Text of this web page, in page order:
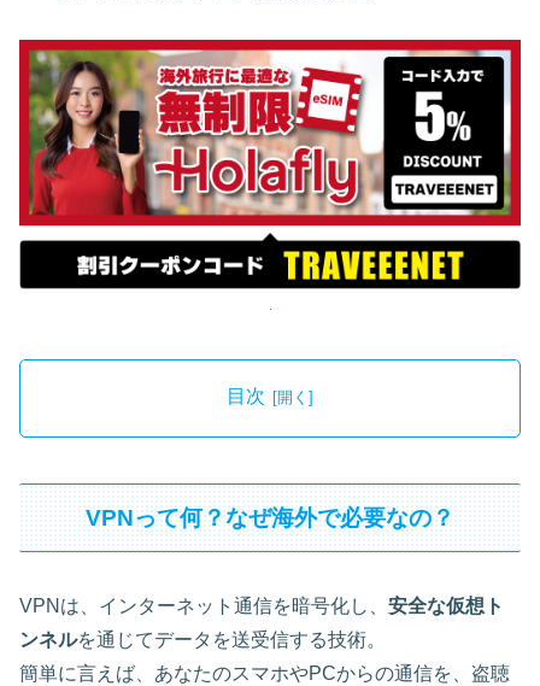
目次
VPNって何？なぜ海外で必要なの？
VPNは、インターネット通信を暗号化し、 安全な仮想ト
ンネルを通じてデータを送受信する技術。
簡単に言えば、あなたのスマホやPCからの通信を、盗聴